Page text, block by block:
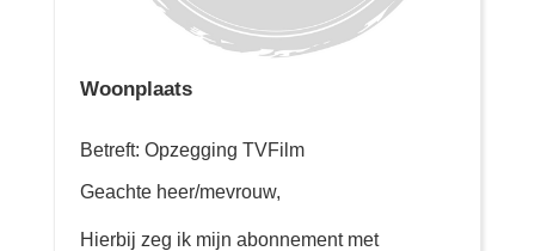
Woonplaats
Betreft: Opzegging TVFilm
Geachte heer/mevrouw,
Hierbij zeg ik mijn abonnement met